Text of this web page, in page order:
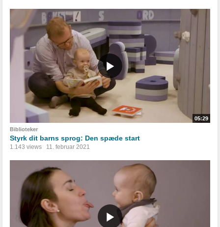
05:29
Biblioteker
Styrk dit barns sprog: Den spæde start
1.143 views 11. februar 2021